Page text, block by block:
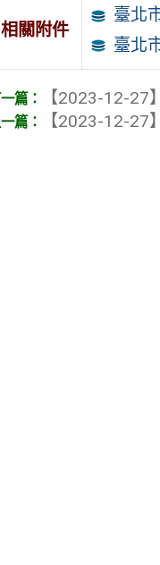
相關附件
臺北
臺北
【2023-12-27】
【2023-12-27】